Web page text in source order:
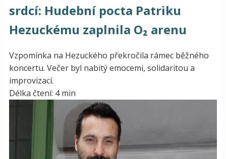
srdcí: Hudební pocta Patriku
Hezuckému zaplnila O₂ arenu
Vzpomínka na Hezuckého překročila rámec běžného
koncertu. Večer byl nabitý emocemi, solidaritou a
improvizací.
Délka čtení: 4 min